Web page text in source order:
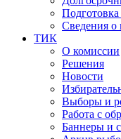
Сведения о
ТИК
О комиссии
Решения
Новости
Выборы и
Работа с
Баннеры и